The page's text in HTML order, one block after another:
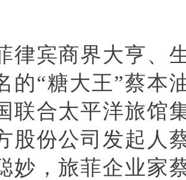
律宾商界大亨、
的“糖大王”蔡本
联合太平洋旅馆
股份公司发起人
妙，旅菲企业家